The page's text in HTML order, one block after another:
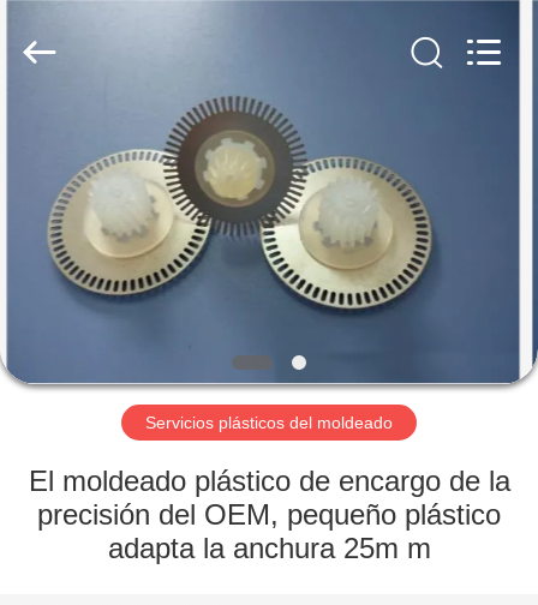
PRODUCTOS
SOBRE
NOSOTROS
VIAJE
LA
FÁBRICA
Proveedor.
Copyright
Servicios plásticos del moldeado
El moldeado plástico de encargo de la
precisión del OEM, pequeño plástico
adapta la anchura 25m m